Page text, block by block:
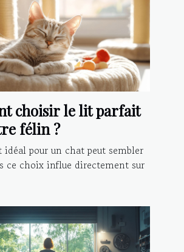
choisir le lit parfait
félin ?
pour un chat peut sembler
ce choix influe directement sur